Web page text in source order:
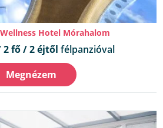
Hotel Mórahalom
2 fő / 2 éjtől félpanzióval
Megnézem